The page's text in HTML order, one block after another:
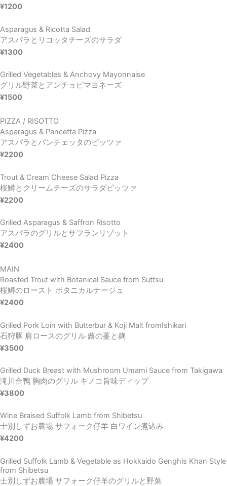
¥1200
Asparagus & Ricotta Salad
アスパラとリコッタチーズのサラダ
¥1300
Grilled Vegetables & Anchovy Mayonnaise
グリル野菜とアンチョビマヨネーズ
¥1500
PIZZA / RISOTTO
Asparagus & Pancetta Pizza
アスパラとパンチェッタのピッツァ
¥2200
Trout & Cream Cheese Salad Pizza
桜鱒とクリームチーズのサラダピッツァ
¥2200
Grilled Asparagus & Saffron Risotto
アスパラのグリルとサフランリゾット
¥2400
MAIN
Roasted Trout with Botanical Sauce from Suttsu
桜鱒のロースト ボタニカルナージュ
¥2400
Grilled Pork Loin with Butterbur & Koji Malt fromIshikari
石狩豚 肩ロースのグリル 蕗の薹と麹
¥3500
Grilled Duck Breast with Mushroom Umami Sauce from Takigawa
滝川合鴨 胸肉のグリル キノコ旨味ディップ
¥3800
Wine Braised Suffolk Lamb from Shibetsu
士別しずお農場 サフォーク仔羊 白ワイン煮込み
¥4200
Grilled Suffolk Lamb & Vegetable as Hokkaido Genghis Khan Style
from Shibetsu
士別しずお農場 サフォーク仔羊のグリルと野菜